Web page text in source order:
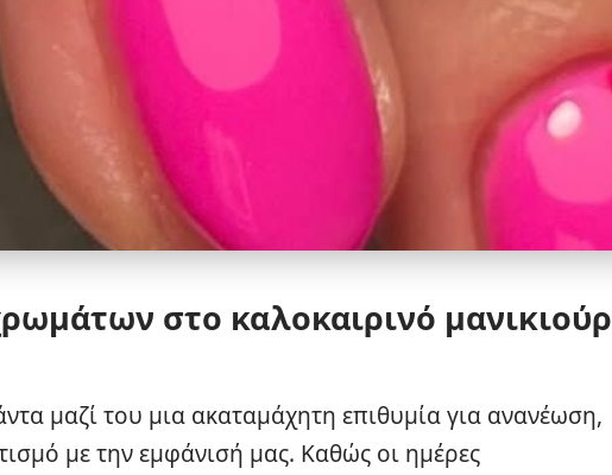
στο καλοκαιρινό μανικιούρ
μαζί του μια ακαταμάχητη επιθυμία για ανανέωση,
με την εμφάνισή μας. Καθώς οι ημέρες